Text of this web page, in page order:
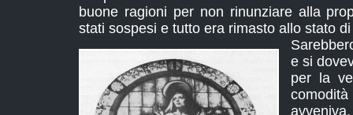
buone ragioni per non rinunziare alla
stati sospesi e tutto era rimasto allo stato
e si
per la